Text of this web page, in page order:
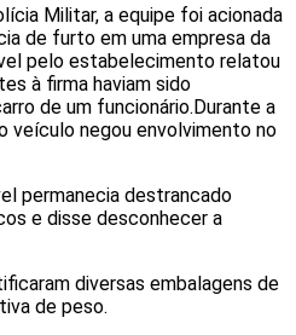
Militar, a equipe foi acionada
de furto em uma empresa da
pelo estabelecimento relatou
à firma haviam sido
de um funcionário.Durante a
veículo negou envolvimento no
permanecia destrancado
e disse desconhecer a
diversas embalagens de
de peso.